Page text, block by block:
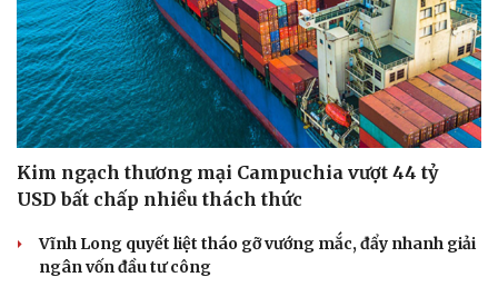
Thể thao
Bóng đá
Lịch thi đấu bóng đá
eSports
Hậu trường
Ô tô - Xe máy
Ô tô
Xe máy
Kim ngạch thương mại Campuchia vượt 44 tỷ
USD bất chấp nhiều thách thức
Vĩnh Long quyết liệt tháo gỡ vướng mắc, đẩy nhanh giải
ngân vốn đầu tư công